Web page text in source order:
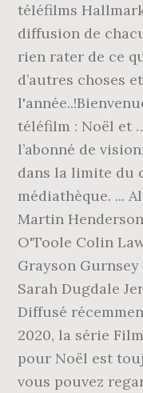
téléfilms
diffusion de
rien rater de ce
d’autres choses
téléfilm : Noël et
l’abonné de
dans la limite du
médiathèque. ...
Martin
O'Toole Colin
Grayson
Sarah Dugdale
Diffusé
2020, la série
pour Noël est
vous pouvez